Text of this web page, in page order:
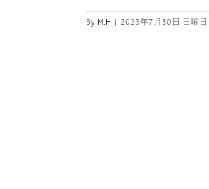
By M.H | 2023年7月30日 日曜日